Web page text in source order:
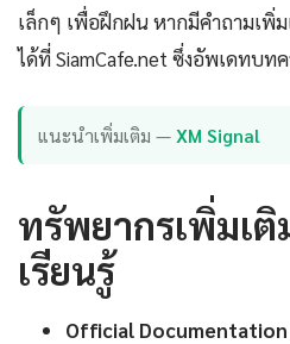
เล็กๆ เพื่อฝึกฝน หากมีคำถามเพิ่
ได้ที่ SiamCafe.net ซึ่งอัพเดทบ
แนะนำเพิ่มเติม —XM Signal
ทรัพยากรเพิ่มเ
เรียนรู้
Official Documentation